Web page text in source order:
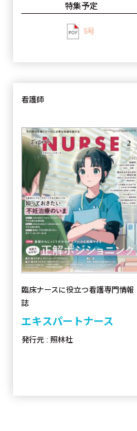
特集予定
5号
看護師
臨床ナースに役立つ看護専門情報
誌
エキスパートナース
発行元 : 照林社